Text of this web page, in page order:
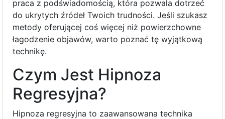
praca z podświadomością, która pozwala dotrzeć
do ukrytych źródeł Twoich trudności. Jeśli szukasz
metody oferującej coś więcej niż powierzchowne
łagodzenie objawów, warto poznać tę wyjątkową
technikę.
Czym Jest Hipnoza
Regresyjna?
Hipnoza regresyjna to zaawansowana technika